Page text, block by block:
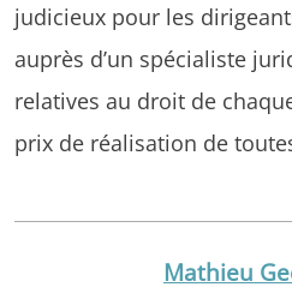
judicieux pour les
auprès d’un spécialiste
relatives au droit de
prix de réalisation de
Mathieu